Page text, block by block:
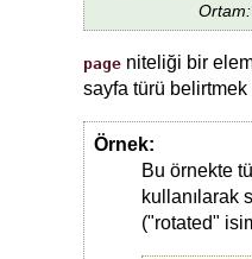
Ortam:
page niteliği bir
sayfa türü belirtmek
Örnek:
Bu örnekte
kullanılarak
("rotated"